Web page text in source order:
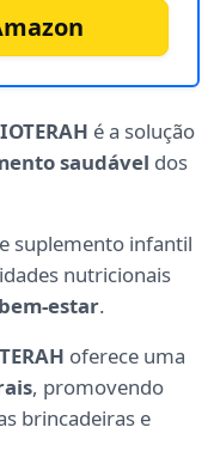
é a solução
saudável dos
suplemento infantil
nutricionais
estar.
oferece uma
, promovendo
brincadeiras e